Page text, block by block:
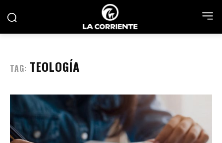
TAG: TEOLOGÍA